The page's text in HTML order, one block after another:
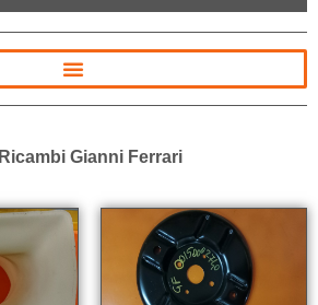
Ricambi Gianni Ferrari